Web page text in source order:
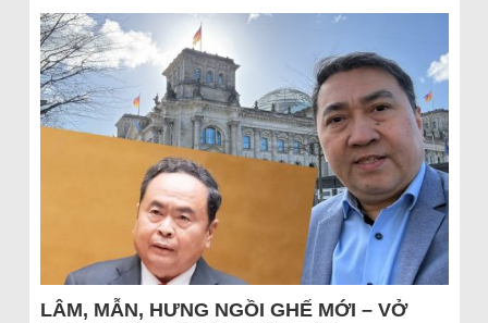
LÂM, MẪN, HƯNG NGỒI GHẾ MỚI – VỞ